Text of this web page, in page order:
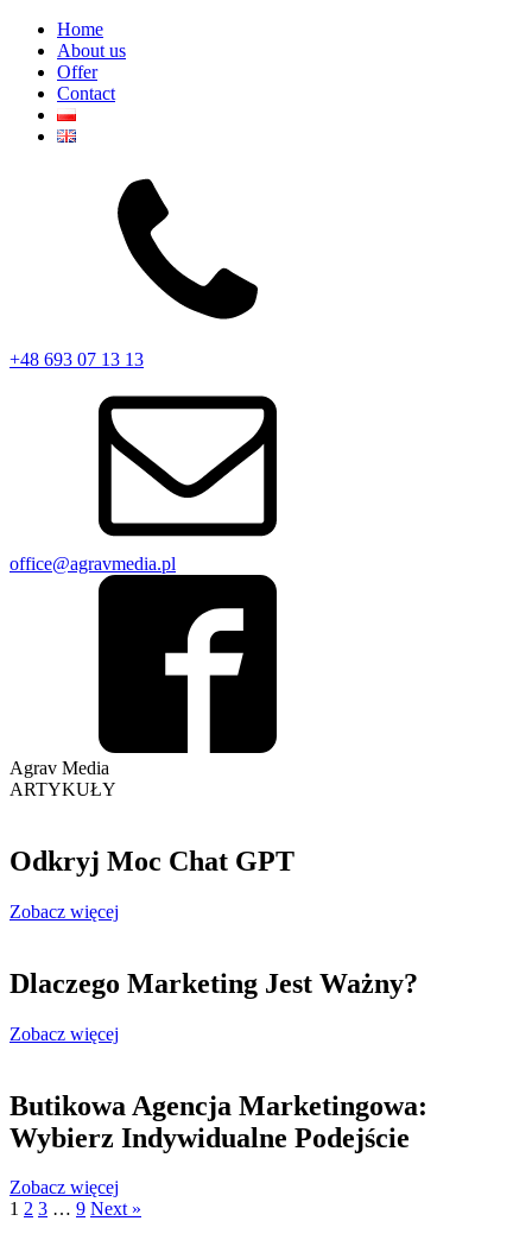
Home
About us
Offer
Contact
+48 693 07 13 13
office@agravmedia.pl
Agrav Media
ARTYKUŁY
Odkryj Moc Chat GPT
Zobacz więcej
Dlaczego Marketing Jest Ważny?
Zobacz więcej
Butikowa Agencja Marketingowa:
Wybierz Indywidualne Podejście
Zobacz więcej
1 2 3 … 9 Next »